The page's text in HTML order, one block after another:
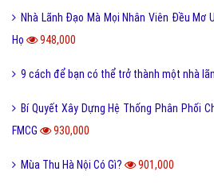
Nhà Lãnh Đạo Mà Mọi Nhân Viên Đều Mơ
Họ
948,000
9 cách để bạn có thể trở thành một nhà
Bí Quyết Xây Dựng Hệ Thống Phân Phối
FMCG
930,000
Mùa Thu Hà Nội Có Gì? 901,000